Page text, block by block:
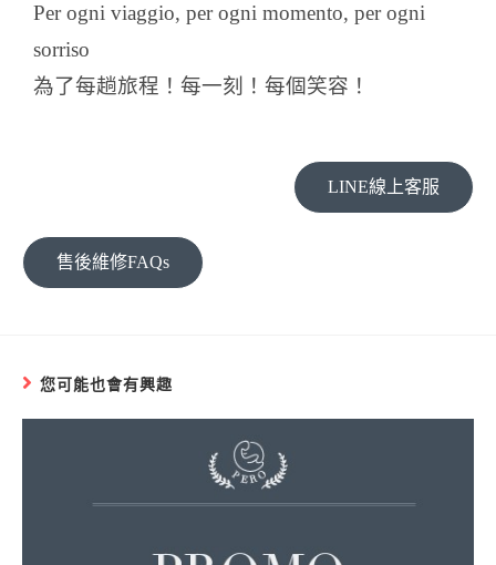
Per ogni viaggio, per ogni momento, per ogni
sorriso
為了每趟旅程！每一刻！每個笑容！
LINE線上客服
售後維修FAQs
您可能也會有興趣